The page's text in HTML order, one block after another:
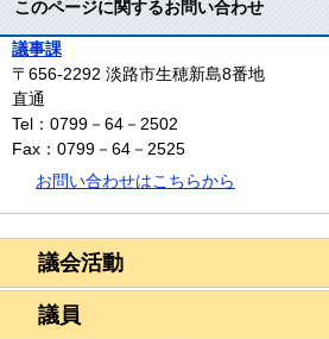
議会活動
議員
このページに関するお問い合わせ
議事課
〒656-2292 淡路市生穂新島8番地
直通
Tel：0799－64－2502
Fax：0799－64－2525
お問い合わせはこちらから